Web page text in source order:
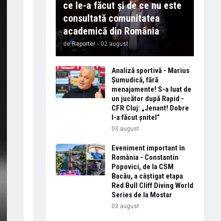
ce le-a făcut și de ce nu este
consultată comunitatea
academică din România
de Reporter - 02 august
Analiză sportivă - Marius
Șumudică, fără
menajamente! S-a luat de
un jucător după Rapid -
CFR Cluj: „Jenant! Dobre
l-a făcut șnitel”
03 august
Eveniment important în
România - Constantin
Popovici, de la CSM
Bacău, a câștigat etapa
Red Bull Cliff Diving World
Series de la Mostar
03 august